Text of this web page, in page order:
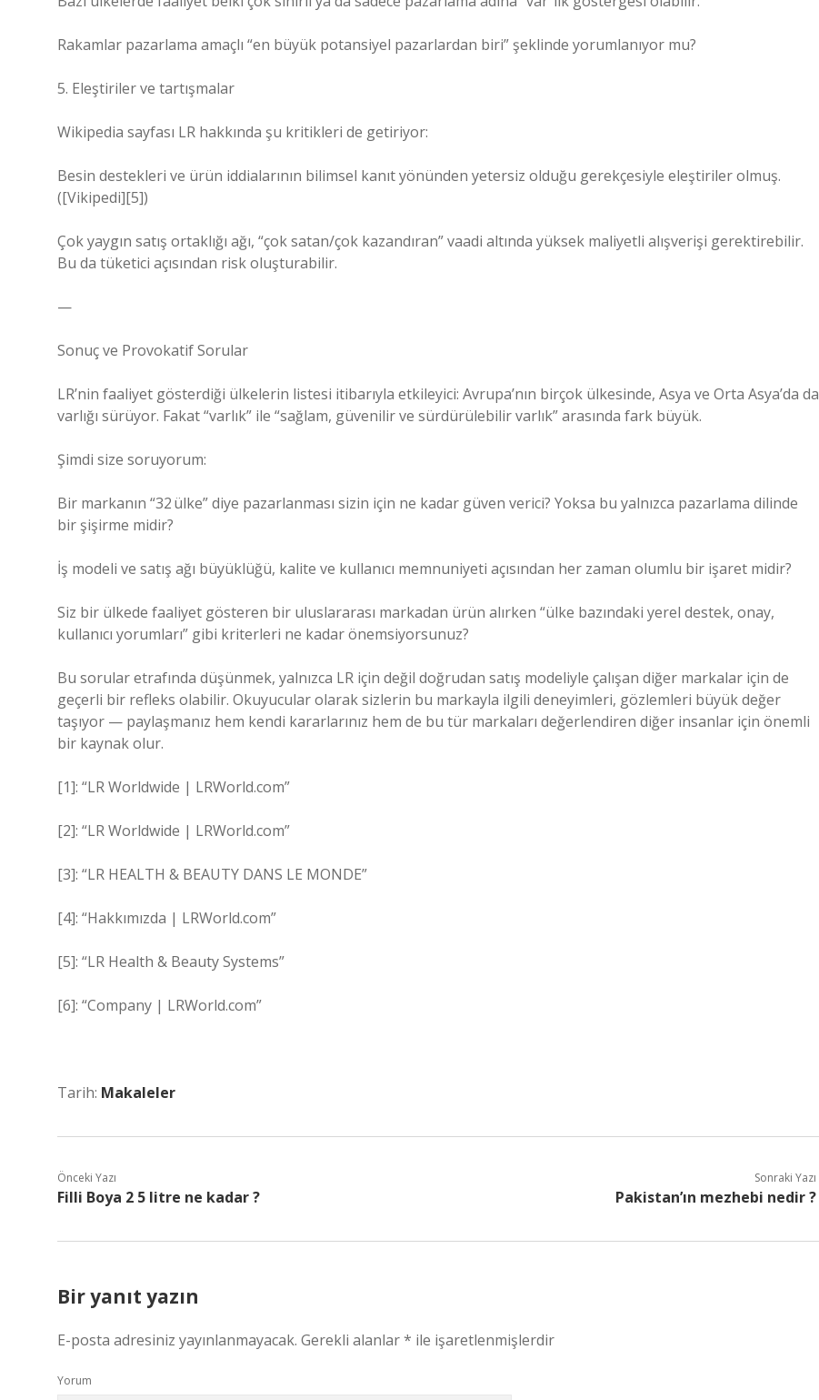
Rakamlar pazarlama amaçlı “en büyük potansiyel pazarlardan biri” şeklinde yorumlanıyor mu?
5. Eleştiriler ve tartışmalar
Wikipedia sayfası LR hakkında şu kritikleri de getiriyor:
Besin destekleri ve ürün iddialarının bilimsel kanıt yönünden yetersiz olduğu gerekçesiyle eleştiriler olmuş.
([Vikipedi][5])
Çok yaygın satış ortaklığı ağı, “çok satan/çok kazandıran” vaadi altında yüksek maliyetli alışverişi gerektirebilir.
Bu da tüketici açısından risk oluşturabilir.
—
Sonuç ve Provokatif Sorular
LR’nin faaliyet gösterdiği ülkelerin listesi itibarıyla etkileyici: Avrupa’nın birçok ülkesinde, Asya ve Orta Asya’da da
varlığı sürüyor. Fakat “varlık” ile “sağlam, güvenilir ve sürdürülebilir varlık” arasında fark büyük.
Şimdi size soruyorum:
Bir markanın “32 ülke” diye pazarlanması sizin için ne kadar güven verici? Yoksa bu yalnızca pazarlama dilinde
bir şişirme midir?
İş modeli ve satış ağı büyüklüğü, kalite ve kullanıcı memnuniyeti açısından her zaman olumlu bir işaret midir?
Siz bir ülkede faaliyet gösteren bir uluslararası markadan ürün alırken “ülke bazındaki yerel destek, onay,
kullanıcı yorumları” gibi kriterleri ne kadar önemsiyorsunuz?
Bu sorular etrafında düşünmek, yalnızca LR için değil doğrudan satış modeliyle çalışan diğer markalar için de
geçerli bir refleks olabilir. Okuyucular olarak sizlerin bu markayla ilgili deneyimleri, gözlemleri büyük değer
taşıyor — paylaşmanız hem kendi kararlarınız hem de bu tür markaları değerlendiren diğer insanlar için önemli
bir kaynak olur.
[1]: “LR Worldwide | LRWorld.com”
[2]: “LR Worldwide | LRWorld.com”
[3]: “LR HEALTH & BEAUTY DANS LE MONDE”
[4]: “Hakkımızda | LRWorld.com”
[5]: “LR Health & Beauty Systems”
[6]: “Company | LRWorld.com”
Tarih: Makaleler
Önceki Yazı
Filli Boya 2 5 litre ne kadar ?
Sonraki Yazı
Pakistan’ın mezhebi nedir ?
Bir yanıt yazın
E-posta adresiniz yayınlanmayacak. Gerekli alanlar* ile işaretlenmişlerdir
Yorum